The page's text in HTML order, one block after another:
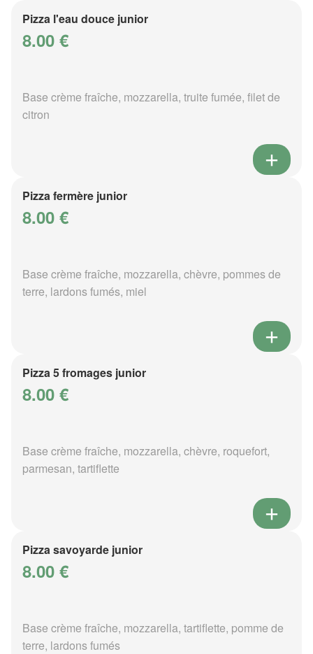
Pizza l'eau douce junior
8.00 €
Base crème fraîche, mozzarella, truite fumée, filet de
citron
Pizza fermère junior
8.00 €
Base crème fraîche, mozzarella, chèvre, pommes de
terre, lardons fumés, miel
Pizza 5 fromages junior
8.00 €
Base crème fraîche, mozzarella, chèvre, roquefort,
parmesan, tartiflette
Pizza savoyarde junior
8.00 €
Base crème fraîche, mozzarella, tartiflette, pomme de
terre, lardons fumés